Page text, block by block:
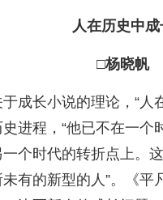
人在历史中成
□杨晓帆
成长小说的理论，“人
进程，“他已不在一个
个时代的转折点上。
有的新型的人”。《